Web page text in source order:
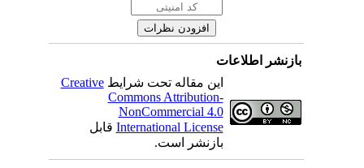
بازنشر اطلاعات
این مقاله تحت شرایطCreative
Commons Attribution-
NonCommercial 4.0
International Licenseقابل
بازنشر است.